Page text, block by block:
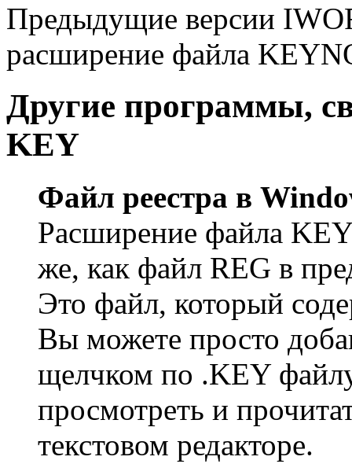
Предыдущие версии
расширение файла
Другие программы,
KEY
Файл реестра в
Расширение файла
же, как файл REG в
Это файл, который
Вы можете просто
щелчком по .KEY
просмотреть и
текстовом редакторе.